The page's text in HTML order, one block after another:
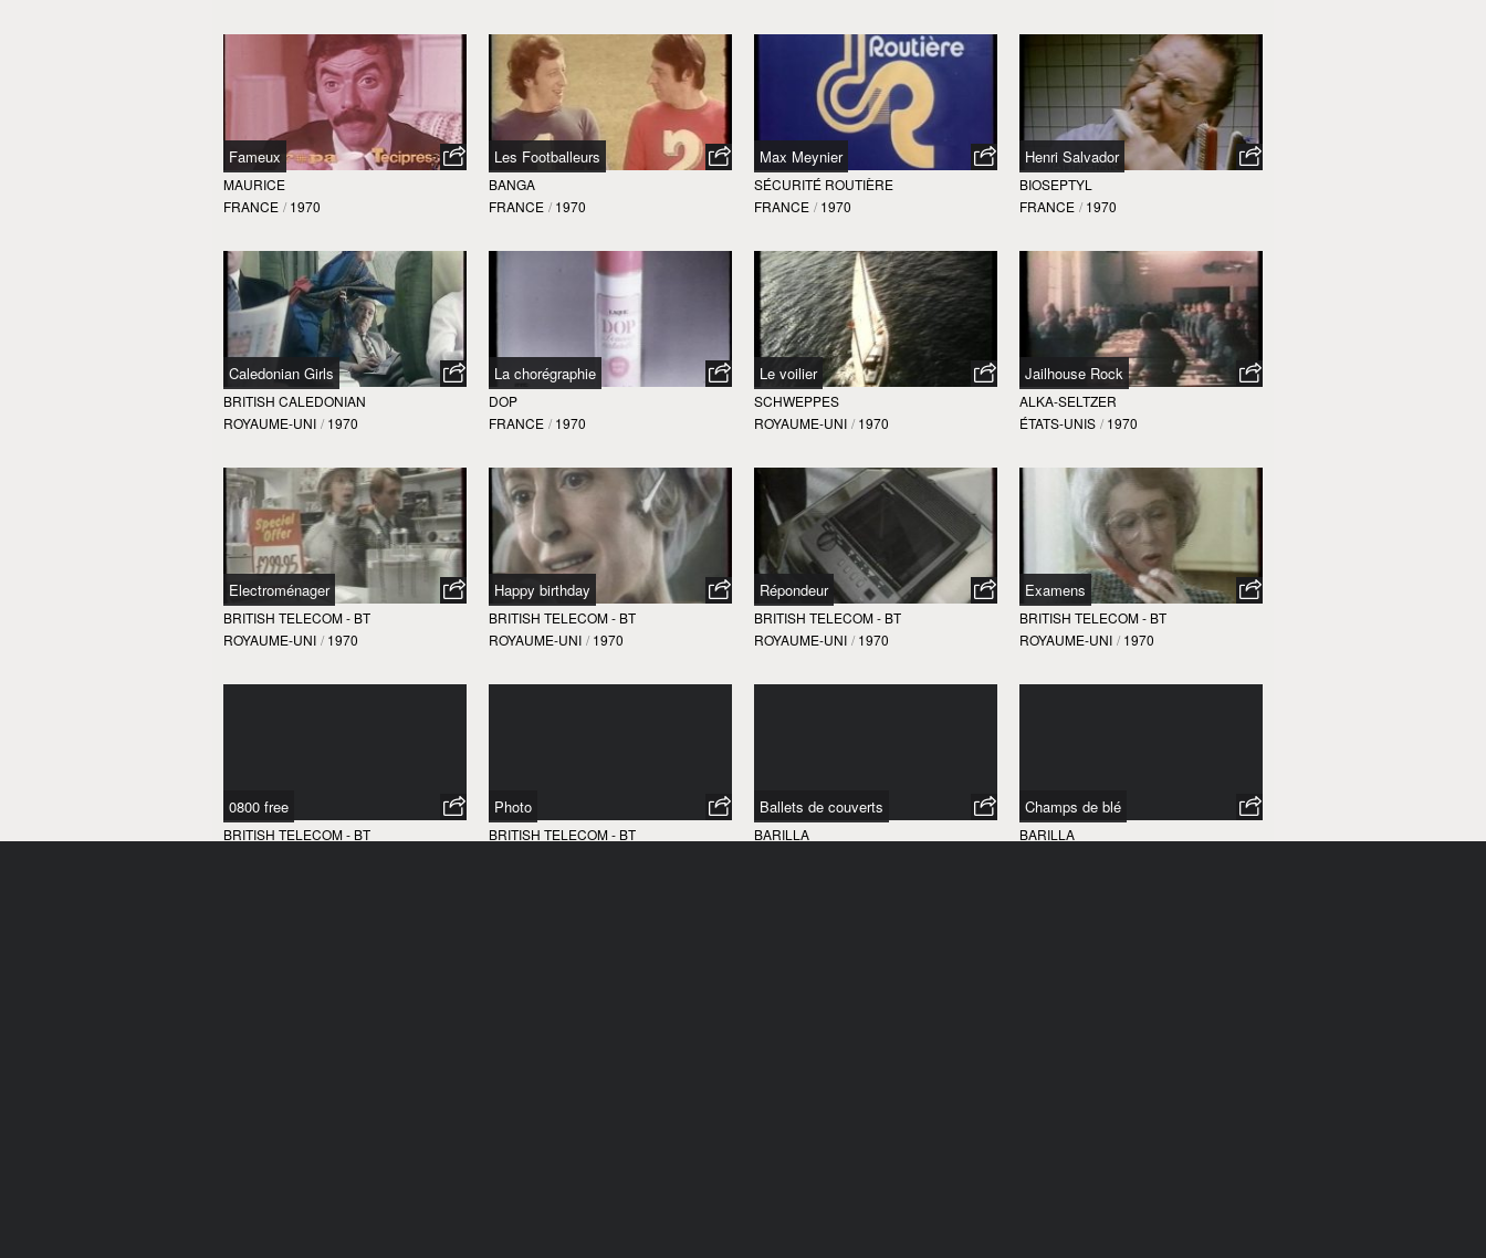
Fameux
MAURICE
FRANCE / 1970
Les Footballeurs
BANGA
FRANCE / 1970
Max Meynier
SÉCURITÉ ROUTIÈRE
FRANCE / 1970
Henri Salvador
BIOSEPTYL
FRANCE / 1970
Caledonian Girls
BRITISH CALEDONIAN
ROYAUME-UNI / 1970
La chorégraphie
DOP
FRANCE / 1970
Le voilier
SCHWEPPES
ROYAUME-UNI / 1970
Jailhouse Rock
ALKA-SELTZER
ÉTATS-UNIS / 1970
Electroménager
BRITISH TELECOM - BT
ROYAUME-UNI / 1970
Happy birthday
BRITISH TELECOM - BT
ROYAUME-UNI / 1970
Répondeur
BRITISH TELECOM - BT
ROYAUME-UNI / 1970
Examens
BRITISH TELECOM - BT
ROYAUME-UNI / 1970
0800 free
BRITISH TELECOM - BT
Photo
BRITISH TELECOM - BT
Ballets de couverts
BARILLA
Champs de blé
BARILLA